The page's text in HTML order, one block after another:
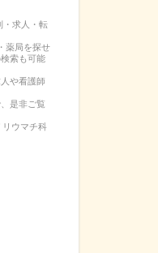
・求人・転
薬局を探せ
索も可能
や看護師
是非ご覧
リウマチ科